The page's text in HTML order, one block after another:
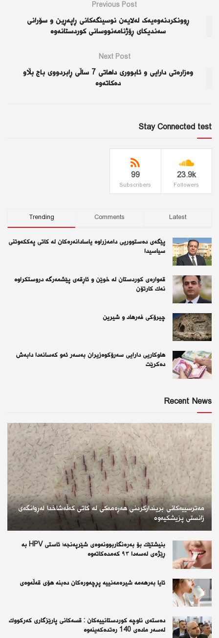
Previous Post
ڕوونکردنەوەیەک لەلایەن نوسینگەکانی ڕاپەڕین و سۆرانی
سەندیکای ڕۆژنامەنووسانی کوردستانەوە
Next Post
وەزارەتی دارایی و ئابووری داهاتی 7 ساڵی ڕابردووی باج بڵاو
دەکاتەوە
Stay Connected test
23.9k
Followers
99
Subscribers
Trending Comments Latest
پێگەی دەستووریی دامەزراوە یاسادانەرەكان لە كاتی پەككەوتنی
سیاسیدا
قەوارەی كوردستان لە خوێن و ئاڕقەی پێشمەرگە دروستكراوە
نەك كارتۆن
چیرۆكی فەرهاد و شیرین
هاوکاریی دارایی سەرۆکوەزیران بەسەر ئەو كەسانەدا دابەش
دەکرێت
Recent News
مەترسییەکانی بریندارکردنی هەڕەمەکی لە کاتی کەڵەشاخدا لەڕوانگەی
زانستی پزیشکیەوە
بنیشتێك بۆ بەرەنگاربوونەوەی شێرپەنجە؛ ئاستی HPV بە
ڕێژەی لەسەدا ٩٣ كەمدەكاتەوە
ئايا به‌رهه‌مه‌ شيره‌مه‌نييه‌ پڕچه‌وره‌كان ده‌بنه‌ هۆى قه‌ڵه‌وه‌ى
دەستەی ناوچە كوردستانییەكان : قسەكانی پارێزگاری كەركووك
لەسەر مادەی 140 رەتدەكەینەوە